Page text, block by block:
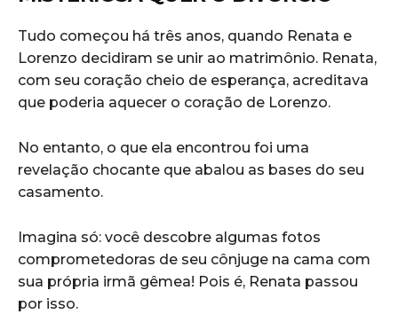
Tudo começou há três anos, quando Renata e
Lorenzo decidiram se unir ao matrimônio. Renata,
com seu coração cheio de esperança, acreditava
que poderia aquecer o coração de Lorenzo.
No entanto, o que ela encontrou foi uma
revelação chocante que abalou as bases do seu
casamento.
Imagina só: você descobre algumas fotos
comprometedoras de seu cônjuge na cama com
sua própria irmã gêmea! Pois é, Renata passou
por isso.